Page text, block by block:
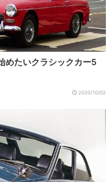
めたいクラシックカー5
2020/10/02